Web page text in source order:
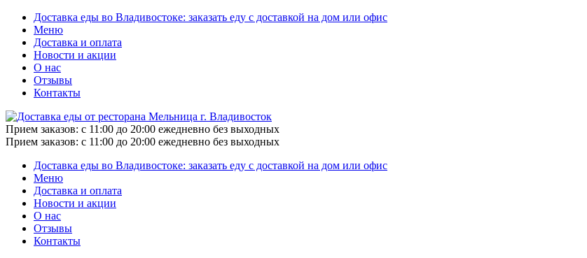
Доставка еды во Владивостоке: заказать еду с доставкой на дом или офис
Меню
Доставка и оплата
Новости и акции
О нас
Отзывы
Контакты
Прием заказов: с 11:00 до 20:00 ежедневно без выходных
Прием заказов: с 11:00 до 20:00 ежедневно без выходных
Доставка еды во Владивостоке: заказать еду с доставкой на дом или офис
Меню
Доставка и оплата
Новости и акции
О нас
Отзывы
Контакты